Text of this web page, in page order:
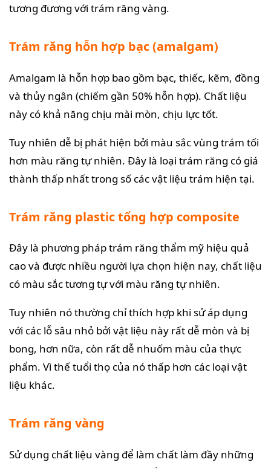
tương đương với trám răng vàng.
Trám răng hỗn hợp bạc (amalgam)
Amalgam là hỗn hợp bao gồm bạc, thiếc, kẽm, đồng
và thủy ngân (chiếm gần 50% hỗn hợp). Chất liệu
này có khả năng chịu mài mòn, chịu lực tốt.
Tuy nhiên dễ bị phát hiện bởi màu sắc vùng trám tối
hơn màu răng tự nhiên. Đây là loại trám răng có giá
thành thấp nhất trong số các vật liệu trám hiện tại.
Trám răng plastic tổng hợp composite
Đây là phương pháp trám răng thẩm mỹ hiệu quả
cao và được nhiều người lựa chọn hiện nay, chất liệu
có màu sắc tương tự với màu răng tự nhiên.
Tuy nhiên nó thường chỉ thích hợp khi sử áp dụng
với các lỗ sâu nhỏ bởi vật liệu này rất dễ mòn và bị
bong, hơn nữa, còn rất dễ nhuốm màu của thực
phẩm. Vì thế tuổi thọ của nó thấp hơn các loại vật
liệu khác.
Trám răng vàng
Sử dụng chất liệu vàng để làm chất làm đầy những